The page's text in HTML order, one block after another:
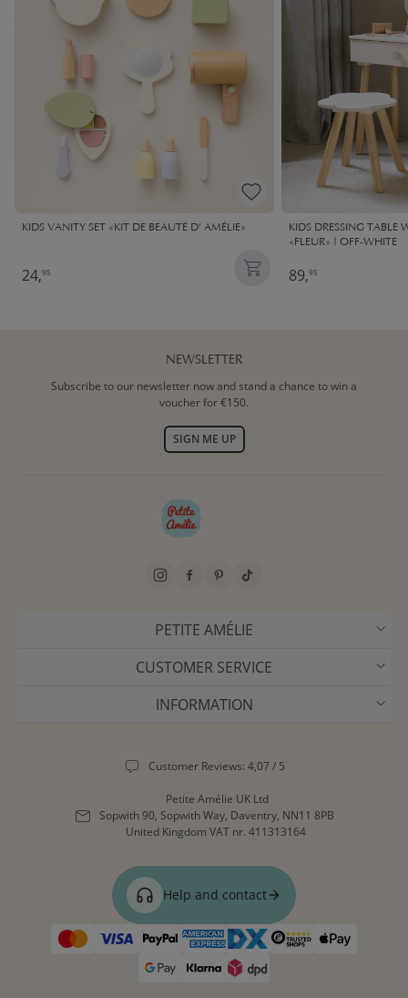
KIDS VANITY SET «KIT DE BEAUTÉ D' AMÉLIE»
24,95
KIDS DRESSING
«FLEUR» | OFF-WHITE
89,95
NEWSLETTER
Subscribe to our newsletter now and stand a chance to win a
voucher for €150.
SIGN ME UP
PETITE AMÉLIE
CUSTOMER SERVICE
INFORMATION
Customer Reviews: 4,07 / 5
Petite Amélie UK Ltd
Sopwith 90, Sopwith Way, Daventry, NN11 8PB
United Kingdom VAT nr. 411313164
Help and contact